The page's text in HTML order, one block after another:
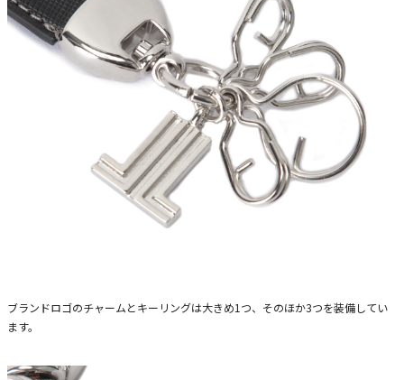
ブランドロゴのチャームとキーリングは大きめ1つ、そのほか3つを装備してい
ます。